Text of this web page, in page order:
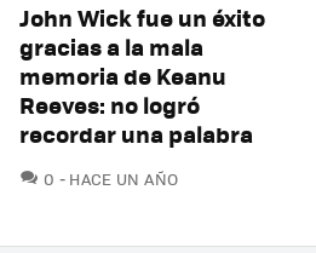
John Wick fue un éxito
gracias a la mala
memoria de Keanu
Reeves: no logró
recordar una palabra
0 COMENTARIOS
HACE UN AÑO